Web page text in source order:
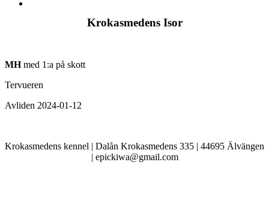
Krokasmedens Isor
MHmed 1:a på skott
Tervueren
Avliden 2024-01-12
Krokasmedens kennel | Dalån Krokasmedens 335 | 44695 Älvängen
| epickiwa@gmail.com